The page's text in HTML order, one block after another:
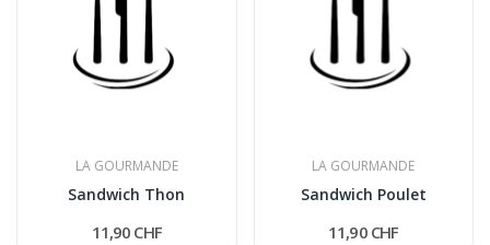
LA GOURMANDE
Sandwich Thon
11,90 CHF
LA GOURMANDE
Sandwich Poulet
11,90 CHF